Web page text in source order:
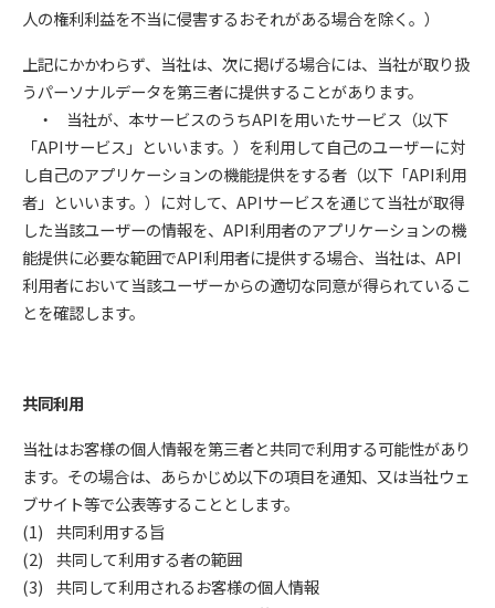
人の権利利益を不当に侵害するおそれがある場合を除く。）
上記にかかわらず、当社は、次に掲げる場合には、当社が取り扱
うパーソナルデータを第三者に提供することがあります。
・ 当社が、本サービスのうちAPIを用いたサービス（以下
「APIサービス」といいます。）を利用して自己のユーザーに対
し自己のアプリケーションの機能提供をする者（以下「API利用
者」といいます。）に対して、APIサービスを通じて当社が取得
した当該ユーザーの情報を、API利用者のアプリケーションの機
能提供に必要な範囲でAPI利用者に提供する場合、当社は、API
利用者において当該ユーザーからの適切な同意が得られているこ
とを確認します。
共同利用
当社はお客様の個人情報を第三者と共同で利用する可能性があり
ます。その場合は、あらかじめ以下の項目を通知、又は当社ウェ
ブサイト等で公表等することとします。
(1) 共同利用する旨
(2) 共同して利用する者の範囲
(3) 共同して利用されるお客様の個人情報